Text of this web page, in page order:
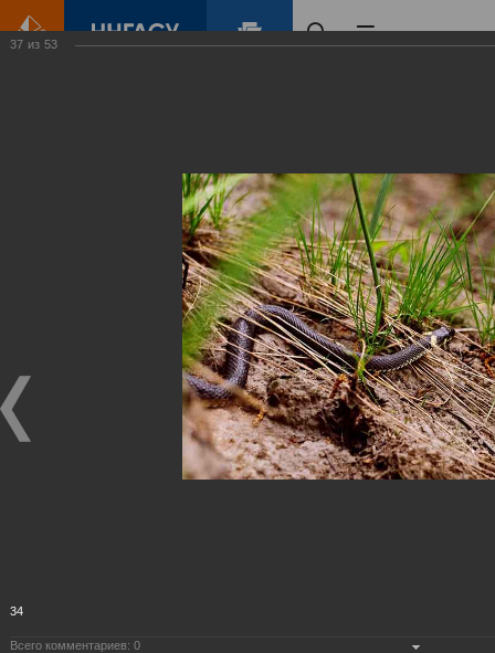
Виртуальные
выставки
(фотоальбомы)
37 из 53
34
Всего комментариев: 0